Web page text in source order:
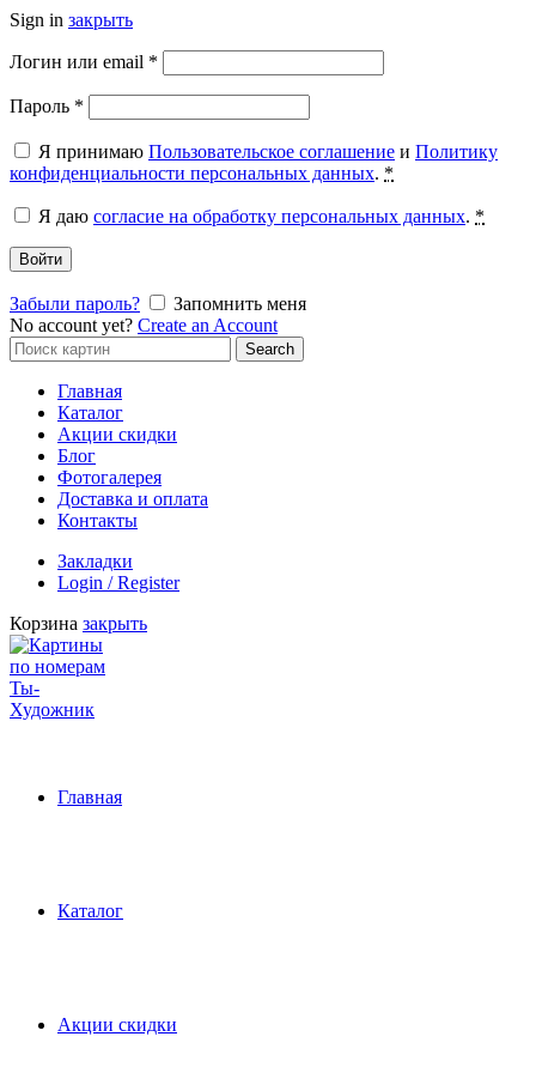
Sign in закрыть
Логин или email *
Пароль *
Я принимаю Пользовательское соглашение и Политику
конфиденциальности персональных данных. *
Я даю согласие на обработку персональных данных. *
Войти
Забыли пароль?
Запомнить меня
No account yet? Create an Account
Search
for:
Search
Главная
Каталог
Акции скидки
Блог
Фотогалерея
Доставка и оплата
Контакты
Закладки
Login / Register
Корзина закрыть
Главная
Каталог
Акции скидки